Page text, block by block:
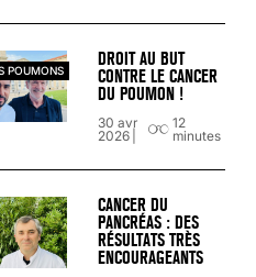
DROIT AU BUT
CONTRE LE CANCER
DU POUMON !
POUMONS
30 avr
2026
12
minutes
CANCER DU
PANCRÉAS : DES
RÉSULTATS TRÈS
ENCOURAGEANTS